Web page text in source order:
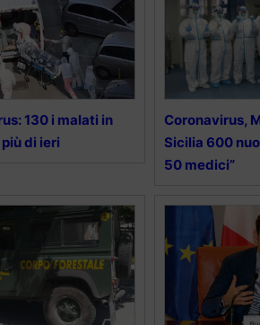
130 i malati in
di ieri
Coronavirus,
Sicilia 600
50 medici”